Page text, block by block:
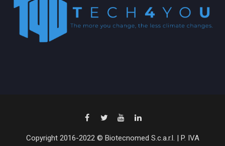
Copyright 2016-2022 © Biotecnomed S.c.a.r.l. | P. IVA